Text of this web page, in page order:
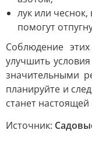
лук или
помогут
Соблюдение
улучшить
значительными
планируйте и
станет
Источник: